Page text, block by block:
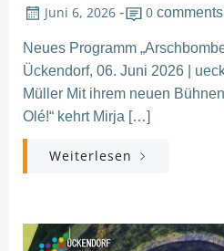
Juni 6, 2026 - 0 comments
Neues Programm
Ückendorf, 06. Juni 2026 |
Müller Mit ihrem neuen
Olé!“ kehrt Mirja […]
Weiterlesen